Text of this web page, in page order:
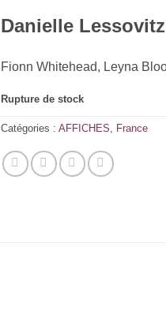
Danielle
Fionn Whitehead, Leyna
Rupture de stock
Catégories : AFFICHES France